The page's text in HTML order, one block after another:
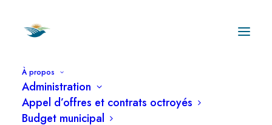
À propos
Administration
Appel d’offres et contrats octroyés
Budget municipal